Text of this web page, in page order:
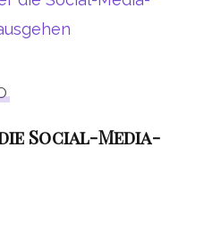
Social-Media-